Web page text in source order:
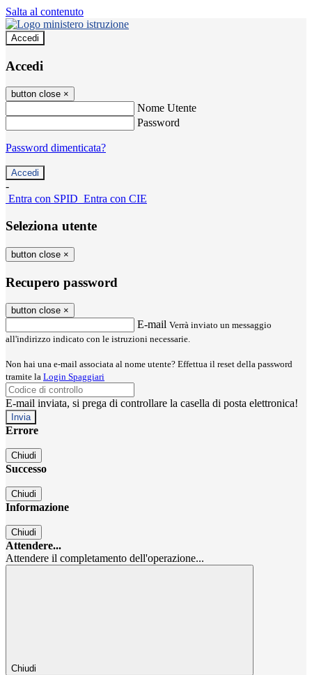
Salta al contenuto
Accedi
Accedi
button close ×
Nome Utente
Password
Password dimenticata?
-
Entra con SPID Entra con CIE
Seleziona utente
button close ×
Recupero password
button close ×
E-mail Verrà inviato un messaggio
all'indirizzo indicato con le istruzioni necessarie.
Non hai una e-mail associata al nome utente? Effettua il reset della password
tramite la Login Spaggiari
E-mail inviata, si prega di controllare la casella di posta elettronica!
Errore
Chiudi
Successo
Chiudi
Informazione
Chiudi
Attendere...
Attendere il completamento dell'operazione...
Chiudi